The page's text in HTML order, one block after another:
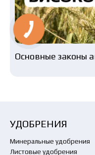
Основные законы
УДОБРЕНИЯ
Минеральные удобрения
Листовые удобрения